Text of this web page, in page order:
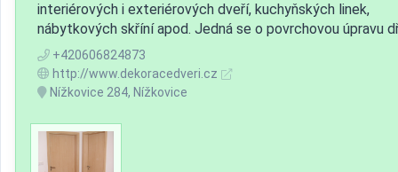
interiérových i exteriérových dveří, kuchyňských linek,
nábytkových skříní apod. Jedná se o povrchovou úpravu
+420606824873
http://www.dekoracedveri.cz
Nížkovice 284, Nížkovice